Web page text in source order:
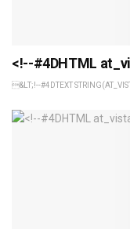
<!--#4DHTML
&LT;!--#4DTEXT